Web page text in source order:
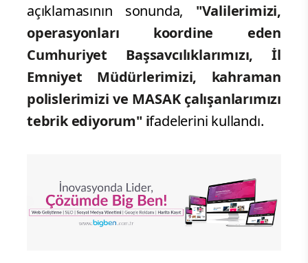
açıklamasının sonunda, "Valilerimizi,
operasyonları koordine eden
Cumhuriyet Başsavcılıklarımızı, İl
Emniyet Müdürlerimizi, kahraman
polislerimizi ve MASAK çalışanlarımızı
tebrik ediyorum" ifadelerini kullandı.